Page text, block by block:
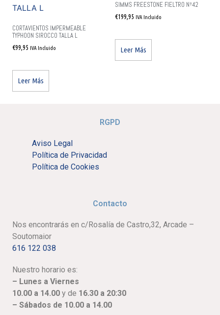
CORTAVIENTOS IMPERMEABLE
TYPHOON SIROCCO TALLA L
€99,95 IVA Incluido
Leer Más
SIMMS FREESTONE FIELTRO Nº42
€199,95 IVA Incluido
Leer Más
RGPD
Aviso Legal
Política de Privacidad
Política de Cookies
Contacto
Nos encontrarás en c/Rosalía de Castro,32, Arcade –
Soutomaior
616 122 038
Nuestro horario es:
– Lunes a Viernes
10.00 a 14.00 y de 16.30 a 20:30
– Sábados de 10.00 a 14.00